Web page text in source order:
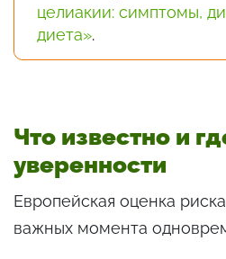
целиакии: симптомы,
диета».
Что известно и
уверенности
Европейская оценка
важных момента